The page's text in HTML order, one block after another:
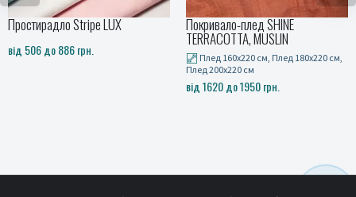
Простирадло Stripe LUX
від 506 до 886 грн.
Покривало-плед SHINE
TERRACOTTA, MUSLIN
Плед 160x220 см, Плед 180x220 см,
Плед 200x220 см
від 1620 до 1950 грн.